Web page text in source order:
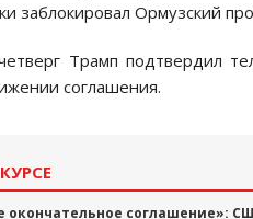
заблокировал Ормузский
Трамп подтвердил
соглашения.
окончательное соглашение»: